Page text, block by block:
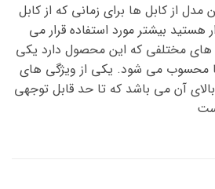
از کابل ها برای زمانی که از کابل
هستید بیشتر مورد استفاده قرار می
های مختلفی که این محصول دارد یکی
ها محسوب می شود. یکی از ویژگی های
آن می باشد که تا حد قابل توجهی